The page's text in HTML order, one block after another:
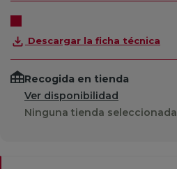
Descargar la ficha técnica
Recogida en tienda
Ver disponibilidad
Ninguna tienda seleccionada